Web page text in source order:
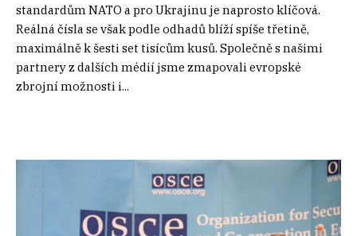
standardům NATO a pro Ukrajinu je naprosto klíčová.
Reálná čísla se však podle odhadů blíží spíše třetině,
maximálně k šesti set tisícům kusů. Společně s našimi
partnery z dalších médií jsme zmapovali evropské
zbrojní možnosti i...